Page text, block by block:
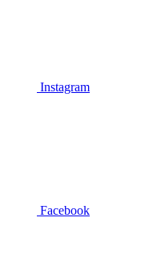
Instagram
Facebook